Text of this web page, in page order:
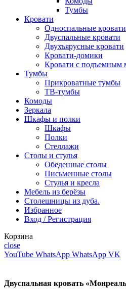
Тумбы
Кровати
Односпальные кровати
Двуспальные кровати
Двухъярусные кровати
Кровати-домики
Кровати с подъемным
Тумбы
Прикроватные тумбы
ТВ-тумбы
Комоды
Зеркала
Шкафы и полки
Шкафы
Полки
Стеллажи
Столы и стулья
Обеденные столы
Письменные столы
Стулья и кресла
Мебель из берёзы
Столешницы из дуба.
Избранное
Вход / Регистрация
Корзина
close
YouTube WhatsApp WhatsApp VK
Двуспальная кровать